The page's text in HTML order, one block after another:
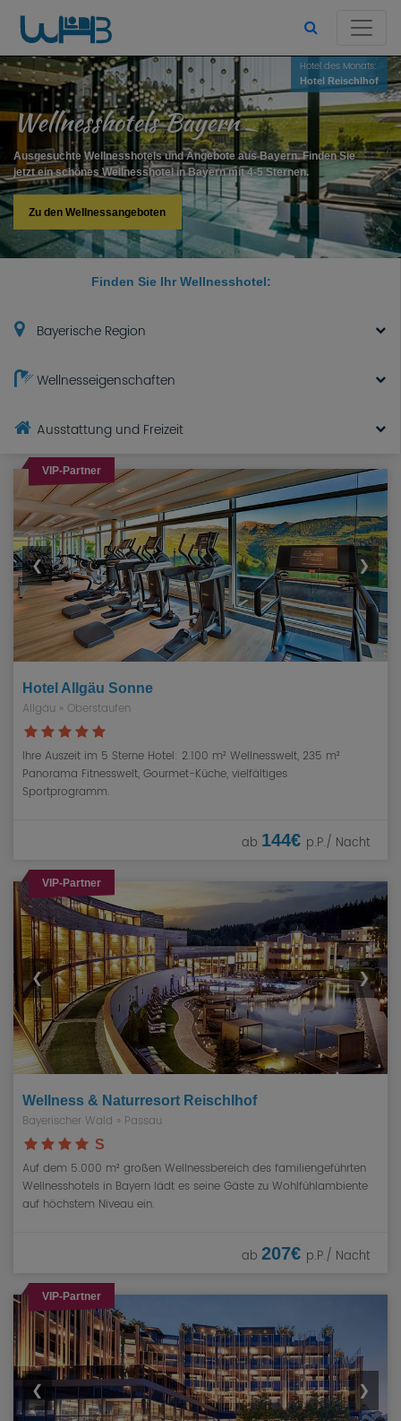
Hotel des Monats:
Hotel Reischlhof
Wellnesshotels Bayern
Ausgesuchte Wellnesshotels und Angebote aus Bayern. Finden Sie
jetzt ein schönes Wellnesshotel in Bayern mit 4-5 Sternen.
Zu den Wellnessangeboten
Finden Sie Ihr Wellnesshotel:
Bayerische Region
Wellnesseigenschaften
Ausstattung und Freizeit
VIP-Partner
❮ ❯
Hotel Allgäu Sonne
Allgäu » Oberstaufen
Ihre Auszeit im 5 Sterne Hotel: 2.100 m² Wellnesswelt, 235 m²
Panorama Fitnesswelt, Gourmet-Küche, vielfältiges
Sportprogramm.
ab 144€ p.P./ Nacht
VIP-Partner
❮ ❯
Wellness & Naturresort Reischlhof
Bayerischer Wald » Passau
S
Auf dem 5.000 m² großen Wellnessbereich des familiengeführten
Wellnesshotels in Bayern lädt es seine Gäste zu Wohlfühlambiente
auf höchstem Niveau ein.
ab 207€ p.P./ Nacht
VIP-Partner
❮ ❯